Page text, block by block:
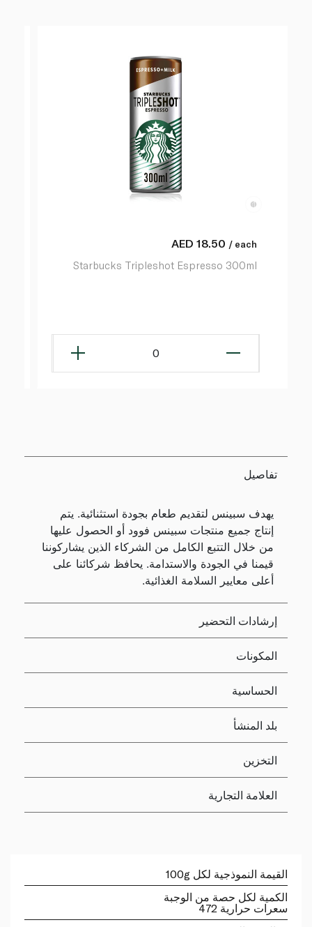
AED 18.50 / each
Starbucks Tripleshot Espresso 300ml
0
تفاصيل
يهدف سبينس لتقديم طعام بجودة استثنائية. يتم
إنتاج جميع منتجات سبينس فوود أو الحصول عليها
من خلال التتبع الكامل من الشركاء الذين يشاركوننا
قيمنا في الجودة والاستدامة. يحافظ شركائنا على
أعلى معايير السلامة الغذائية.
إرشادات التحضير
المكونات
الحساسية
بلد المنشأ
التخزين
العلامة التجارية
القيمة النموذجية لكل 100g
الكمية لكل حصة من الوجبة
سعرات حرارية 472